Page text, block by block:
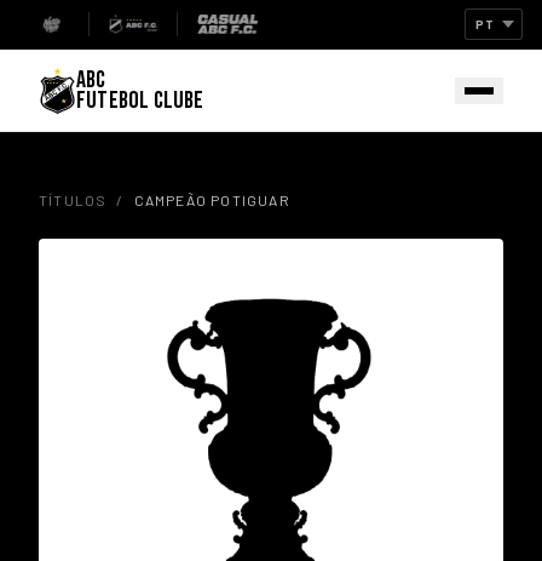
ABC
FUTEBOL CLUBE
TÍTULOS / CAMPEÃO POTIGUAR